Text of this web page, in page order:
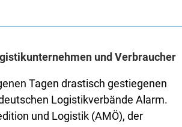
und Verbraucher
Tagen drastisch gestiegenen
Logistikverbände Alarm.
und Logistik (AMÖ), der